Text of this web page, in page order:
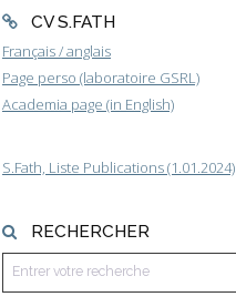
CV S.FATH
Français / anglais
Page perso (laboratoire GSRL)
Academia page (in English)
S.Fath, Liste Publications (1.01.2024)
RECHERCHER